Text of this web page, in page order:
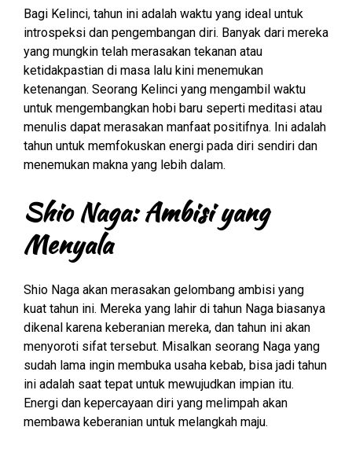
Bagi Kelinci, tahun ini adalah waktu yang ideal untuk
introspeksi dan pengembangan diri. Banyak dari mereka
yang mungkin telah merasakan tekanan atau
ketidakpastian di masa lalu kini menemukan
ketenangan. Seorang Kelinci yang mengambil waktu
untuk mengembangkan hobi baru seperti meditasi atau
menulis dapat merasakan manfaat positifnya. Ini adalah
tahun untuk memfokuskan energi pada diri sendiri dan
menemukan makna yang lebih dalam.
Shio Naga: Ambisi yang
Menyala
Shio Naga akan merasakan gelombang ambisi yang
kuat tahun ini. Mereka yang lahir di tahun Naga biasanya
dikenal karena keberanian mereka, dan tahun ini akan
menyoroti sifat tersebut. Misalkan seorang Naga yang
sudah lama ingin membuka usaha kebab, bisa jadi tahun
ini adalah saat tepat untuk mewujudkan impian itu.
Energi dan kepercayaan diri yang melimpah akan
membawa keberanian untuk melangkah maju.